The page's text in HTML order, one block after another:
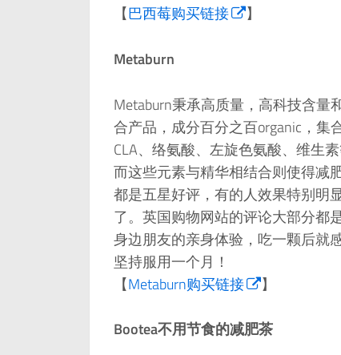
【巴西莓购买链接 】
Metaburn
Metaburn秉承高质量，高科技含
合产品，成分百分之百organic，集
CLA、络氨酸、左旋色氨酸、维生
而这些元素与精华相结合则使得减
都是五星好评，有的人效果特别明
了。英国购物网站的评论大部分都
身边朋友的亲身体验，吃一颗后就
坚持服用一个月！
【Metaburn购买链接 】
Bootea不用节食的减肥茶